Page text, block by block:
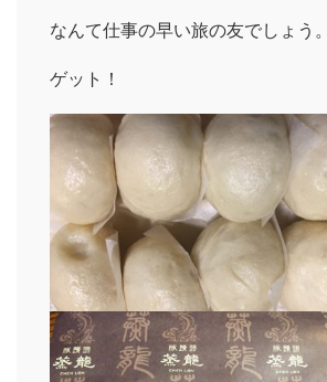
なんて仕事の早い旅の友でしょう。
ゲット！